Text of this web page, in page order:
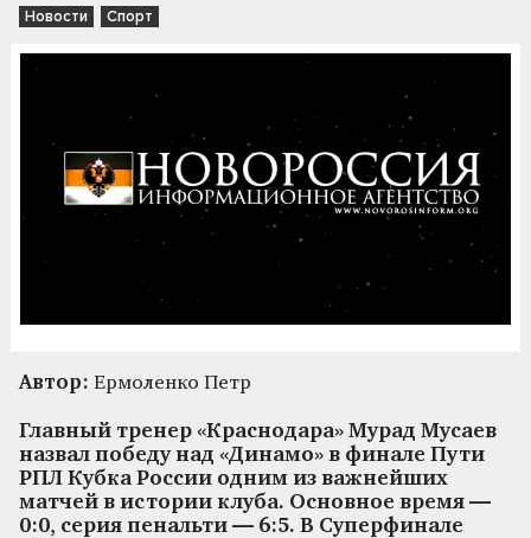
Новости Спорт
Автор: Ермоленко Петр
Главный тренер «Краснодара» Мурад Мусаев
назвал победу над «Динамо» в финале Пути
РПЛ Кубка России одним из важнейших
матчей в истории клуба. Основное время —
0:0, серия пенальти — 6:5. В Суперфинале